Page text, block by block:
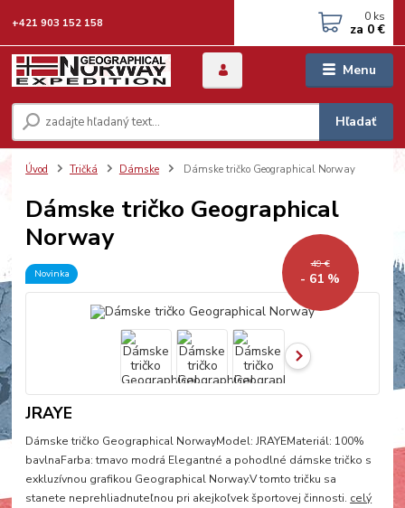
Menu
Hľadať
+421 903 152 158 0 ks
za 0 €
Úvod Tričká Dámske Dámske tričko Geographical Norway
Dámske tričko Geographical
Norway
Novinka
49 €
- 61 %
JRAYE
Dámske tričko Geographical NorwayModel: JRAYEMateriál: 100%
bavlnaFarba: tmavo modrá Elegantné a pohodlné dámske tričko s
exkluzívnou grafikou Geographical Norway.V tomto tričku sa
stanete neprehliadnuteľnou pri akejkoľvek športovej činnosti. celý